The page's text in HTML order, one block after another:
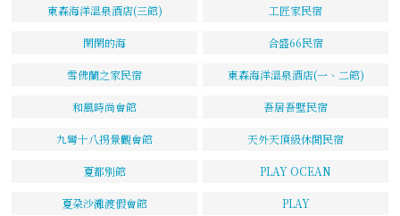
東森海洋溫泉酒店(三館) 工匠家民宿
閑閑的海 合盛66民宿
雪佛蘭之家民宿 東森海洋溫泉酒店(一、二館)
和風時尚會館 吾居吾墅民宿
九彎十八拐景觀會館 天外天頂級休閒民宿
夏都別館 PLAY OCEAN
夏朶沙灘渡假會館 PLAY